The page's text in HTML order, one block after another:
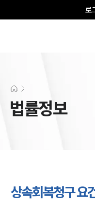
로
법률정보
상속회복청구 요